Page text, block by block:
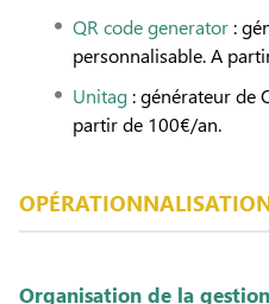
QR code generator :
personnalisable. A
Unitag : générateur de
partir de 100€/an.
Organisation de la